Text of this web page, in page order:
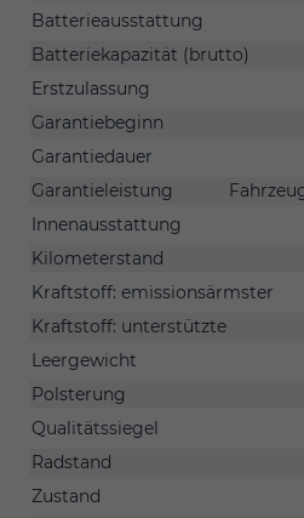
Batterieausstattung
Batteriekapazität (brutto)
Erstzulassung
Garantiebeginn
Garantiedauer
Garantieleistung
Innenausstattung
Kilometerstand
Kraftstoff: emissionsärmster
Kraftstoff: unterstützte
Leergewicht
Polsterung
Qualitätssiegel
Radstand
Zustand